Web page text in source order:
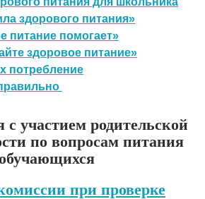
здорового питания»
питание помогает»
здоровое питание»
потребление
участием родительской
по вопросам питания
при проверке